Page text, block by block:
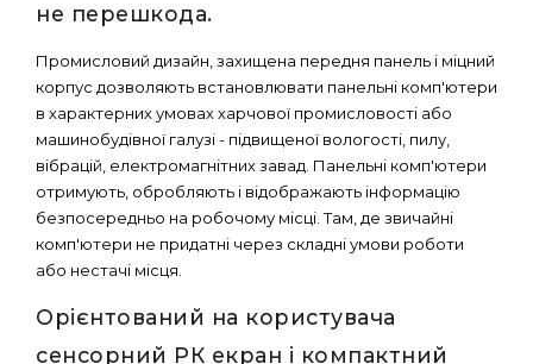
не перешкода.
Промисловий дизайн, захищена передня панель і міцний
корпус дозволяють встановлювати панельні комп'ютери
в характерних умовах харчової промисловості або
машинобудівної галузі - підвищеної вологості, пилу,
вібрацій, електромагнітних завад. Панельні комп'ютери
отримують, обробляють і відображають інформацію
безпосередньо на робочому місці. Там, де звичайні
комп'ютери не придатні через складні умови роботи
або нестачі місця.
Орієнтований на користувача
сенсорний РК екран і компактний